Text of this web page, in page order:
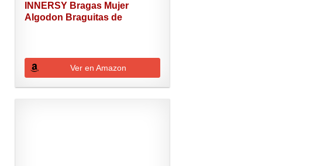
INNERSY Bragas Mujer
Algodon Braguitas de
Ver en Amazon